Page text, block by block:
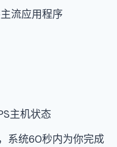
流应用程序
主机状态
系统60秒内为你完成